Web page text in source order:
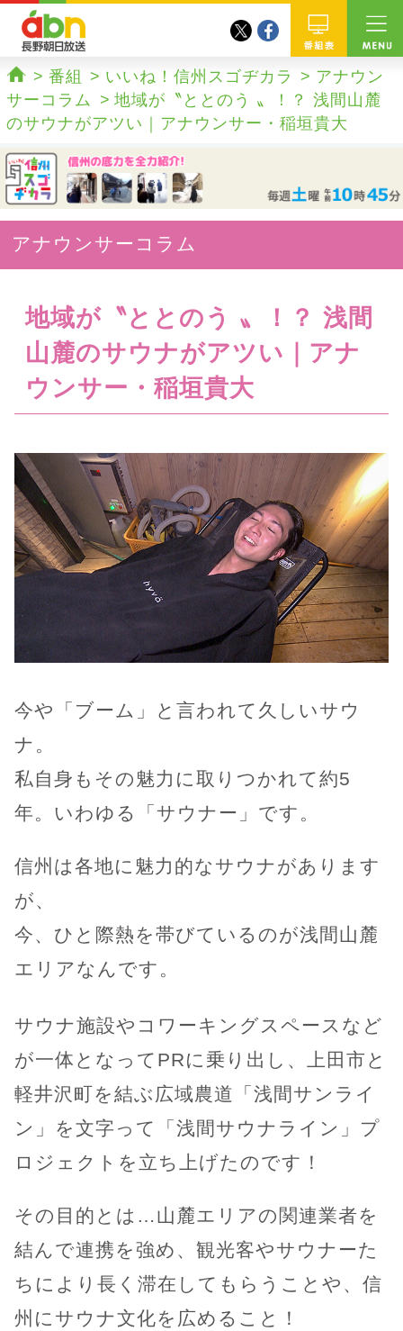
番組
twitterfacebook
ホーム
番組 いいね！信州スゴヂカラ
アナウン
サーコラム
地域が〝ととのう 〟！？ 浅間山麓
のサウナがアツい｜アナウンサー・稲垣貴大
アナウンサーコラム
地域が〝ととのう 〟！？ 浅間
山麓のサウナがアツい｜アナ
ウンサー・稲垣貴大
今や「ブーム」と言われて久しいサウ
ナ。
私自身もその魅力に取りつかれて約5
年。いわゆる「サウナー」です。
信州は各地に魅力的なサウナがあります
が、
今、ひと際熱を帯びているのが浅間山麓
エリアなんです。
サウナ施設やコワーキングスペースなど
が一体となってPRに乗り出し、上田市と
軽井沢町を結ぶ広域農道「浅間サンライ
ン」を文字って「浅間サウナライン」プ
ロジェクトを立ち上げたのです！
その目的とは…山麓エリアの関連業者を
結んで連携を強め、観光客やサウナーた
ちにより長く滞在してもらうことや、信
州にサウナ文化を広めること！